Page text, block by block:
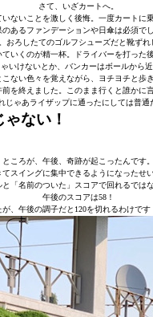
さて、いざカートへ。
ないことを激しく後悔。一度カート
のあるファンデーションや日傘は必須でし
おろしたてのゴルフシューズだと靴ずれ
いくのが精一杯。ドライバーを打っ
いけないとか、バンカーはボールから
こない色々を覚えながら、ヨチヨチと歩き
を終えました。このまま行くと誰か
じゃあライザップに通ったにしては普通
ない！
ところが、午後、奇跡が起こったんです。
スイングに集中できるようになった
と「名前のついた」スコアで回れるでは
午後のスコアは58！
が、午後の調子だと120を切れるわけです